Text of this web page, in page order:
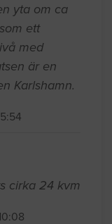
yta om ca
ett
med
är en
Karlshamn.
cirka 24 kvm